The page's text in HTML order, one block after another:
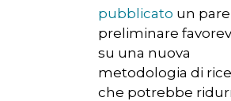
pubblicato un
preliminare
su una nuova
metodologia di
che potrebbe